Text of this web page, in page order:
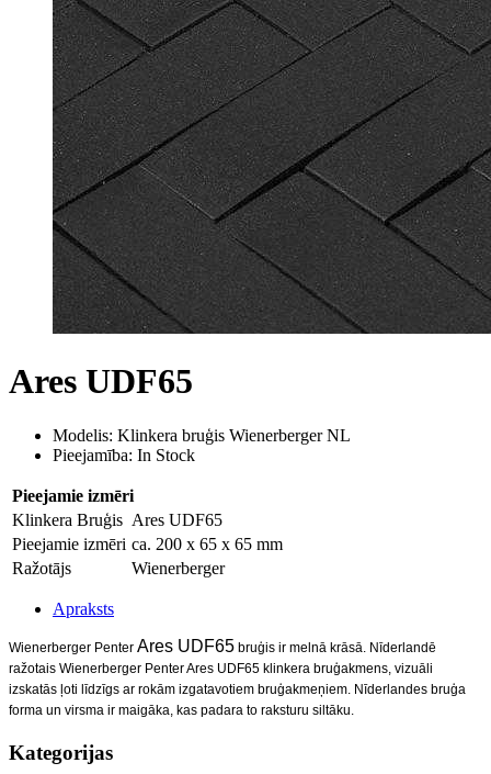
Ares UDF65
Modelis: Klinkera bruģis Wienerberger NL
Pieejamība: In Stock
Pieejamie izmēri
Klinkera Bruģis Ares UDF65
Pieejamie izmēri ca. 200 x 65 x 65 mm
Ražotājs
Wienerberger
Apraksts
Wienerberger Penter Ares UDF65 bruģis ir melnā krāsā. Nīderlandē
ražotais Wienerberger Penter Ares UDF65 klinkera bruģakmens, vizuāli
izskatās ļoti līdzīgs ar rokām izgatavotiem bruģakmeņiem. Nīderlandes bruģa
forma un virsma ir maigāka, kas padara to raksturu siltāku.
Kategorijas